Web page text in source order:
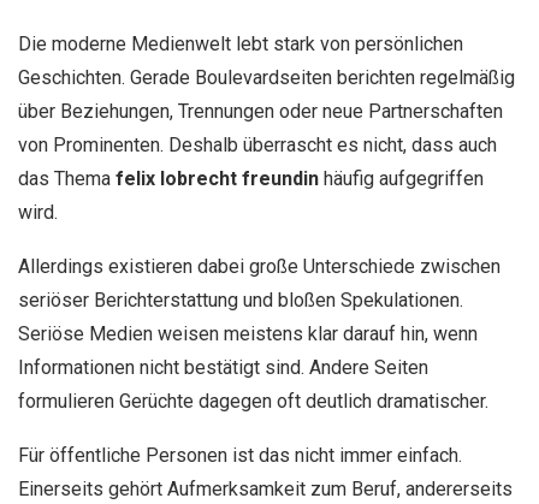
Die moderne Medienwelt lebt stark von persönlichen
Geschichten. Gerade Boulevardseiten berichten regelmäßig
über Beziehungen, Trennungen oder neue Partnerschaften
von Prominenten. Deshalb überrascht es nicht, dass auch
das Thema felix lobrecht freundin häufig aufgegriffen
wird.
Allerdings existieren dabei große Unterschiede zwischen
seriöser Berichterstattung und bloßen Spekulationen.
Seriöse Medien weisen meistens klar darauf hin, wenn
Informationen nicht bestätigt sind. Andere Seiten
formulieren Gerüchte dagegen oft deutlich dramatischer.
Für öffentliche Personen ist das nicht immer einfach.
Einerseits gehört Aufmerksamkeit zum Beruf, andererseits